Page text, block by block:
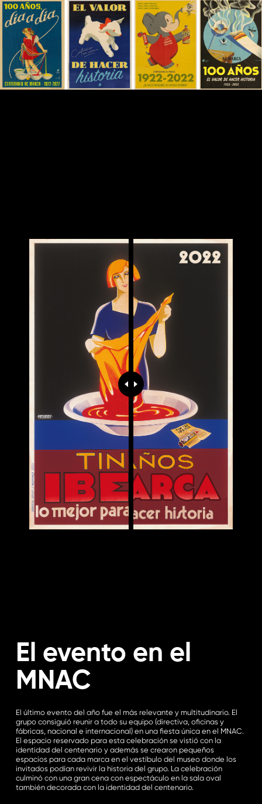
El evento en el
MNAC
El último evento del año fue el más relevante y multitudinario. El
grupo consiguió reunir a todo su equipo (directiva, oficinas y
fábricas, nacional e internacional) en una fiesta única en el MNAC.
El espacio reservado para esta celebración se vistió con la
identidad del centenario y además se crearon pequeños
espacios para cada marca en el vestíbulo del museo donde los
invitados podían revivir la historia del grupo. La celebración
culminó con una gran cena con espectáculo en la sala oval
también decorada con la identidad del centenario.